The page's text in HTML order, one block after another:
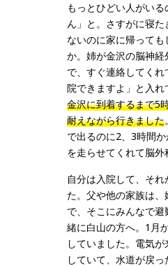
もっとひどい人がい
ん」と。さすがに寝
ないのに家に帰って
か。姉が金沢の脳神
で、すぐ連絡してく
院できますよ」と入
金沢に到着するまで5
耐えながら行きました
で出るのに2、3時間
を走らせてくれて脳外
自分は入院して、そ
た。父や他の家族は
で、そこにみんなで
緒に白山の方へ。1月
していました。電気
していて、水道が戻っ